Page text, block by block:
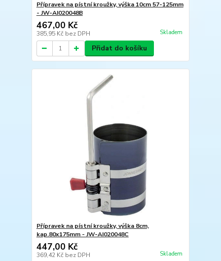
Přípravek na pístní kroužky, výška 10cm 57-125mm
- JW-AI020048B
467,00 Kč
385,95 Kč bez DPH Skladem
Přidat do košíku
Přípravek na pístní kroužky, výška 8cm,
kap.80x175mm - JW-AI020048C
447,00 Kč
369,42 Kč bez DPH Skladem